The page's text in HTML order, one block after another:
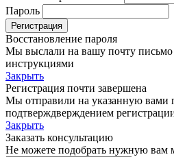
Пароль
Регистрация
Восстановление пароля
Мы выслали на вашу почту
инструкциями
Закрыть
Регистрация почти завершена
Мы отправили на указанную вами
подтверждверждением
Закрыть
Заказать консультацию
Не можете подобрать нужную